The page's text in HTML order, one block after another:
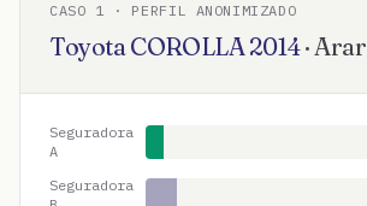
CASO 1 · PERFIL ANONIMIZADO
ToyotaCOROLLA2014·
Seguradora
A
Seguradora